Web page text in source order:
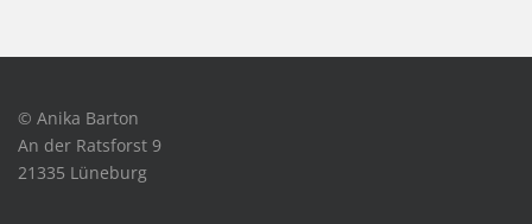
© Anika Barton
An der Ratsforst 9
21335 Lüneburg